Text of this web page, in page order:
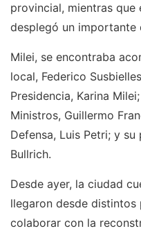
provincial, mientras que
desplegó un importante
Milei, se encontraba
local, Federico
Presidencia, Karina
Ministros, Guillermo
Defensa, Luis Petri; y
Bullrich.
Desde ayer, la ciudad
llegaron desde distintos
colaborar con la